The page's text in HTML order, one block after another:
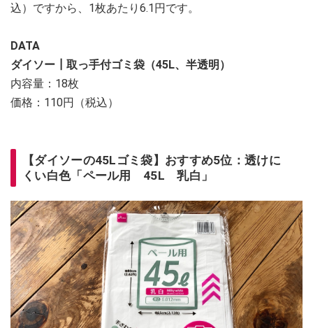
込）ですから、1枚あたり6.1円です。
DATA
ダイソー┃取っ手付ゴミ袋（45L、半透明）
内容量：18枚
価格：110円（税込）
【ダイソーの45Lゴミ袋】おすすめ5位：透けに
くい白色「ペール用 45L 乳白」